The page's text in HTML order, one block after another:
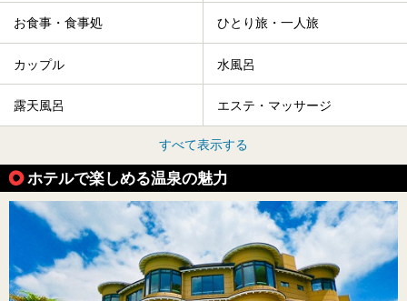
お食事・食事処 ひとり旅・一人旅
カップル 水風呂
露天風呂 エステ・マッサージ
すべて表示する
ホテルで楽しめる温泉の魅力